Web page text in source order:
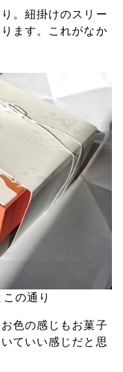
。紐掛けのスリー
ます。これがなか
の通り
色の感じもお菓子
ていい感じだと思